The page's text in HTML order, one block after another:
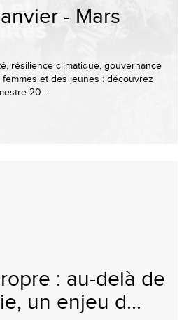
- Mars
résilience climatique, gouvernance
et des jeunes : découvrez
20...
: au-delà de
un enjeu d...